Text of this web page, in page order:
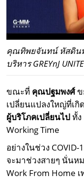
คุณทิพยจันทน์ หัสดิน
บริหาร GREYnJ
ขณะที่ คุณปฐมพงศ์
เปลี่ยนแปลงใหญ่ที่เ
ผู้บริโภคเปลี่ยนไปทั้ง
Working Time
อย่างในช่วง
จะมาช่วงสายๆ นั่น
Work From Home